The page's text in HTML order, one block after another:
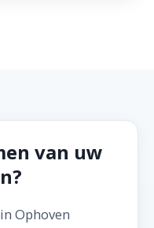
van uw
Ophoven